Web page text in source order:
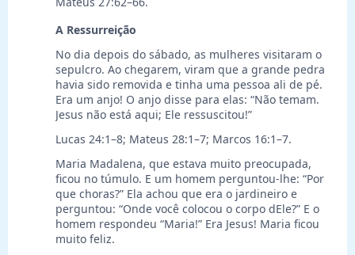
A Ressurreição
No dia depois do sábado, as mulheres visitaram o
sepulcro. Ao chegarem, viram que a grande pedra
havia sido removida e tinha uma pessoa ali de pé.
Era um anjo! O anjo disse para elas: “Não temam.
Jesus não está aqui; Ele ressuscitou!”
Lucas 24:1–8; Mateus 28:1–7; Marcos 16:1–7.
Maria Madalena, que estava muito preocupada,
ficou no túmulo. E um homem perguntou-lhe: “Por
que choras?” Ela achou que era o jardineiro e
perguntou: “Onde você colocou o corpo dEle?” E o
homem respondeu “Maria!” Era Jesus! Maria ficou
muito feliz.